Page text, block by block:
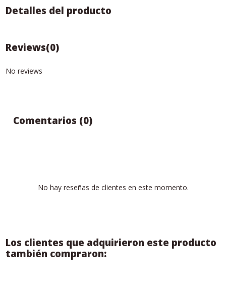
Detalles del producto
Reviews(0)
No reviews
Comentarios (0)
No hay reseñas de clientes en este momento.
Los clientes que adquirieron este producto
también compraron: